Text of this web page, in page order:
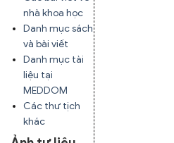
nhà khoa học
Danh mục sách
và bài viết
Danh mục tài
liệu tại
MEDDOM
Các thư tịch
khác